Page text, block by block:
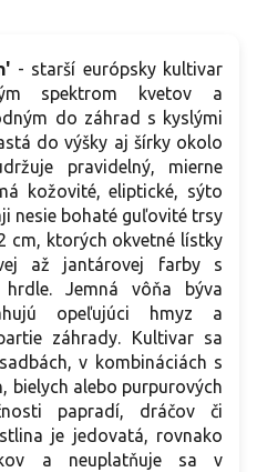
- starší európsky kultivar
spektrom kvetov a
do záhrad s kyslými
do výšky aj šírky okolo
pravidelný, mierne
kožovité, eliptické, sýto
nesie bohaté guľovité trsy
cm, ktorých okvetné lístky
až jantárovej farby s
Jemná vôňa býva
opeľujúci hmyz a
záhrady. Kultivar sa
v kombináciách s
bielych alebo purpurových
papradí, dráčov či
je jedovatá, rovnako
a neuplatňuje sa v